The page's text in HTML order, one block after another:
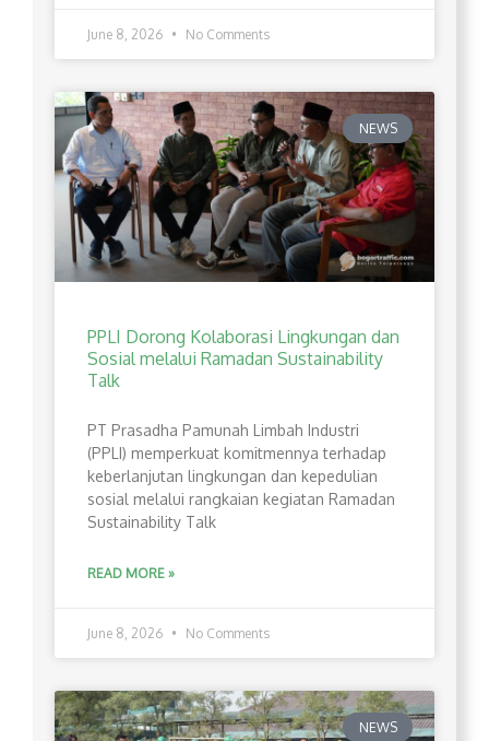
June 8, 2026 No Comments
NEWS
PPLI Dorong Kolaborasi Lingkungan dan
Sosial melalui Ramadan Sustainability
Talk
PT Prasadha Pamunah Limbah Industri
(PPLI) memperkuat komitmennya terhadap
keberlanjutan lingkungan dan kepedulian
sosial melalui rangkaian kegiatan Ramadan
Sustainability Talk
READ MORE »
June 8, 2026 No Comments
NEWS